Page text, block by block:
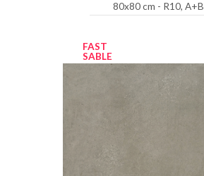
80x80 cm - R10, A+B
FAST
SABLE